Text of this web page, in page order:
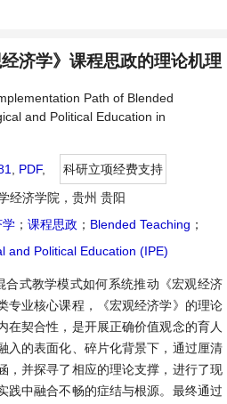
济学》课程思政的理论机理
Path of Blended
and Political Education in
PDF,
科研立项经费支持
经济学院，贵州 贵阳
学 ； 课程思政 ； Blended Teaching ；
and Political Education (IPE)
合式教学模式如何系统推动《宏观经济
专业核心课程，《宏观经济学》的理论
在契合性，是开展正确价值观念的育人
入的表面化、碎片化背景下，通过厘清
，并探寻了相应的理论支撑，进行了现
践中融合不畅的症结与根源。最终通过